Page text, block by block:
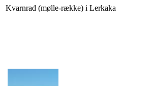
Kvarnrad (mølle-række) i Lerkaka